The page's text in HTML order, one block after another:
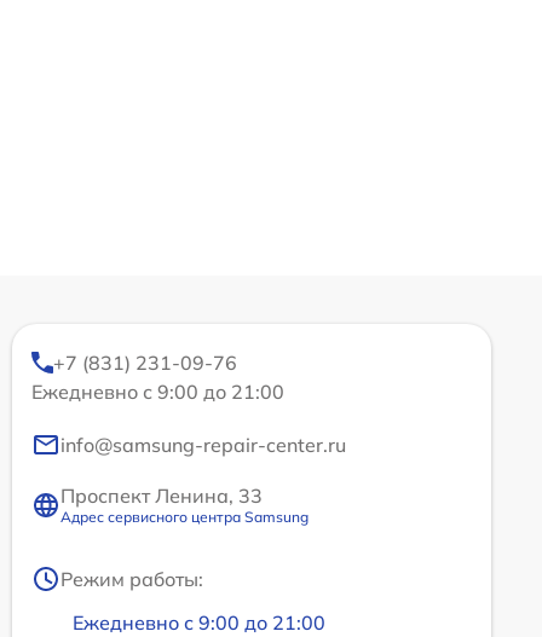
+7 (831) 231-09-76
Ежедневно с 9:00 до 21:00
info@samsung-repair-center.ru
Проспект Ленина, 33
Адрес сервисного центра Samsung
Режим работы:
Ежедневно с 9:00 до 21:00